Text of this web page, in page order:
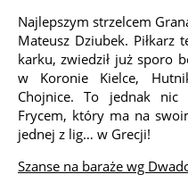
Najlepszym strzelcem
Mateusz Dziubek.
karku, zwiedził już sporo
w Koronie Kielce,
Chojnice. To jednak
Frycem, który ma na
jednej z lig… w Grecji!
Szanse na baraże wg